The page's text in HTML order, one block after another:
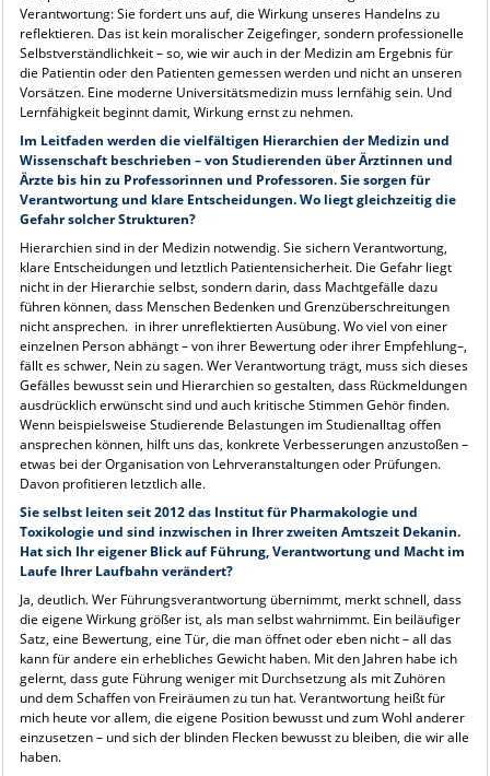
Verantwortung: Sie fordert uns auf, die Wirkung unseres Handelns zu
reflektieren. Das ist kein moralischer Zeigefinger, sondern professionelle
Selbstverständlichkeit – so, wie wir auch in der Medizin am Ergebnis für
die Patientin oder den Patienten gemessen werden und nicht an unseren
Vorsätzen. Eine moderne Universitätsmedizin muss lernfähig sein. Und
Lernfähigkeit beginnt damit, Wirkung ernst zu nehmen.
Im Leitfaden werden die vielfältigen Hierarchien der Medizin und
Wissenschaft beschrieben – von Studierenden über Ärztinnen und
Ärzte bis hin zu Professorinnen und Professoren. Sie sorgen für
Verantwortung und klare Entscheidungen. Wo liegt gleichzeitig die
Gefahr solcher Strukturen?
Hierarchien sind in der Medizin notwendig. Sie sichern Verantwortung,
klare Entscheidungen und letztlich Patientensicherheit. Die Gefahr liegt
nicht in der Hierarchie selbst, sondern darin, dass Machtgefälle dazu
führen können, dass Menschen Bedenken und Grenzüberschreitungen
nicht ansprechen. in ihrer unreflektierten Ausübung. Wo viel von einer
einzelnen Person abhängt – von ihrer Bewertung oder ihrer Empfehlung–,
fällt es schwer, Nein zu sagen. Wer Verantwortung trägt, muss sich dieses
Gefälles bewusst sein und Hierarchien so gestalten, dass Rückmeldungen
ausdrücklich erwünscht sind und auch kritische Stimmen Gehör finden.
Wenn beispielsweise Studierende Belastungen im Studienalltag offen
ansprechen können, hilft uns das, konkrete Verbesserungen anzustoßen –
etwas bei der Organisation von Lehrveranstaltungen oder Prüfungen.
Davon profitieren letztlich alle.
Sie selbst leiten seit 2012 das Institut für Pharmakologie und
Toxikologie und sind inzwischen in Ihrer zweiten Amtszeit Dekanin.
Hat sich Ihr eigener Blick auf Führung, Verantwortung und Macht im
Laufe Ihrer Laufbahn verändert?
Ja, deutlich. Wer Führungsverantwortung übernimmt, merkt schnell, dass
die eigene Wirkung größer ist, als man selbst wahrnimmt. Ein beiläufiger
Satz, eine Bewertung, eine Tür, die man öffnet oder eben nicht – all das
kann für andere ein erhebliches Gewicht haben. Mit den Jahren habe ich
gelernt, dass gute Führung weniger mit Durchsetzung als mit Zuhören
und dem Schaffen von Freiräumen zu tun hat. Verantwortung heißt für
mich heute vor allem, die eigene Position bewusst und zum Wohl anderer
einzusetzen – und sich der blinden Flecken bewusst zu bleiben, die wir alle
haben.